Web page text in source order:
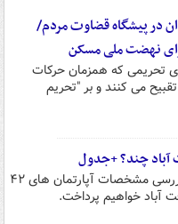
در پیشگاه قضاوت مردم/
نهضت ملی مسکن
تحریمی که همزمان حرکات
می کنند و بر "تحریم
آباد چند؟ +جدول
در گزارش زیر به بررسی مشخصات آپارتمان‌ های ۴۲